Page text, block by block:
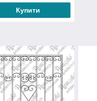
Купити